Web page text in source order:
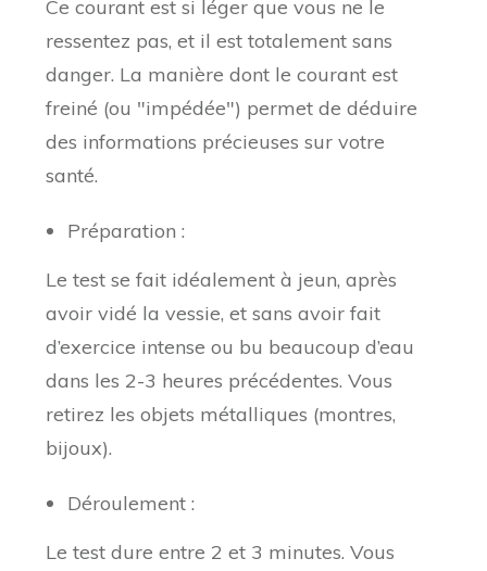
Ce courant est si léger que vous ne le
ressentez pas, et il est totalement sans
danger. La manière dont le courant est
freiné (ou "impédée") permet de déduire
des informations précieuses sur votre
santé.
Préparation :
Le test se fait idéalement à jeun, après
avoir vidé la vessie, et sans avoir fait
d’exercice intense ou bu beaucoup d’eau
dans les 2-3 heures précédentes. Vous
retirez les objets métalliques (montres,
bijoux).
Déroulement :
Le test dure entre 2 et 3 minutes. Vous